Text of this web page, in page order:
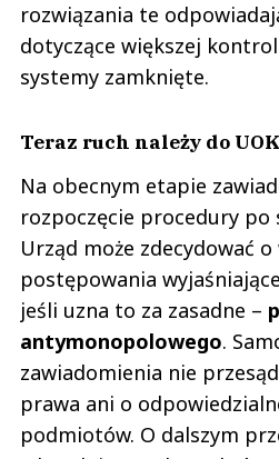
rozwiązania te
dotyczące większej
systemy zamknięte.
Teraz ruch należy do
Na obecnym etapie
rozpoczęcie procedury po
Urząd może zdecydować o
postępowania
jeśli uzna to za zasadne –
antymonopolowego.
zawiadomienia nie
prawa ani o
podmiotów. O dalszym